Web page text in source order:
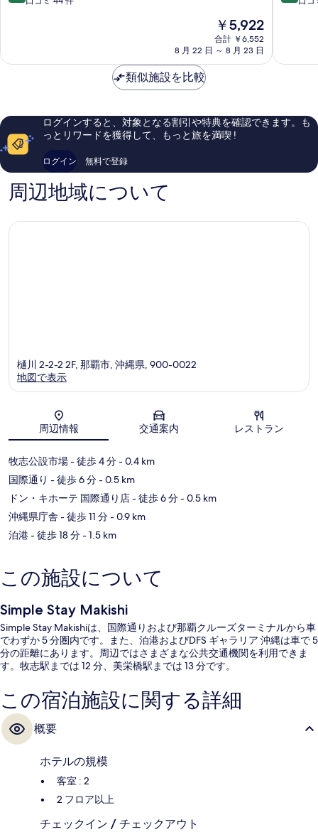
高
ら
い、
口
44
件
の
現
在
の
￥5,922
合計 ￥6,552
8 月 22 日 ～ 8 月 23 日
那
通
り
て
ら
し
類似施設を比較
ログインすると、対象となる割引や特典を確認できます。も
っとリワードを獲得して、もっと旅を満喫 !
ログイン 無料で登録
周辺地域について
地図
樋川 2-2-2 2F, 那覇市, 沖縄県, 900-0022
地図で表示
周辺情報 交通案内 レストラン
牧志公設市場- 徒歩 4 分- 0.4 km
国際通り - 徒歩 6 分- 0.5 km
ドン・キホーテ 国際通り店- 徒歩 6 分- 0.5 km
沖縄県庁舎 - 徒歩 11 分- 0.9 km
泊港- 徒歩 18 分- 1.5 km
この施設について
Simple Stay Makishi
Simple Stay Makishiは、国際通りおよび那覇クルーズターミナルから車
でわずか 5 分圏内です。また、泊港およびDFS ギャラリア 沖縄は車で 5
分の距離にあります。周辺ではさまざまな公共交通機関を利用できま
す。牧志駅までは 12 分、美栄橋駅までは 13 分です。
この宿泊施設に関する詳細
概要
ホテルの規模
客室 : 2
2 フロア以上
チェックイン / チェックアウト